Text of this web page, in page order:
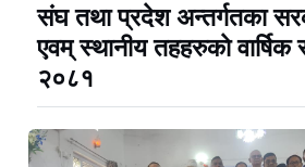
संघ तथा प्रदेश अन्तर्गतका
एवम् स्थानीय तहहरुकाे वार्षिक
२०८१